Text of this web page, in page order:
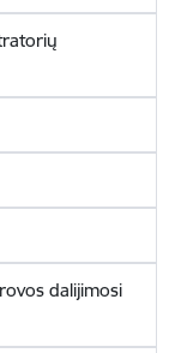
dalijimosi